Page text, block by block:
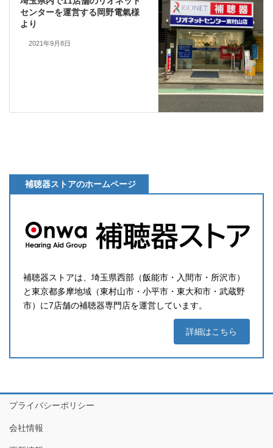
センターを運営する岡野電氣様
より
2021年9月8日
補聴器ストアのホームページ
補聴器ストアは、埼玉県西部（飯能市・入間市・所沢市）
と東京都多摩地域（東村山市・小平市・東大和市・武蔵野
市）に7店舗の補聴器専門店を運営しています。
詳細はこちら
プライバシーポリシー
会社情報